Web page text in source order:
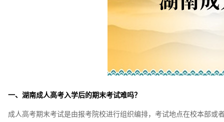
一、湖南成人高考入学后的期末考试难吗？
成人高考期末考试是由报考院校进行组织编排，考试地点在校本部或